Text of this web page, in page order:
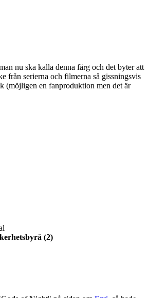
nu ska kalla denna färg och det byter att
från serierna och filmerna så gissningsvis
(möjligen en fanproduktion men det är
(2)